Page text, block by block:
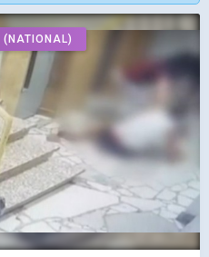
(NATIONAL)